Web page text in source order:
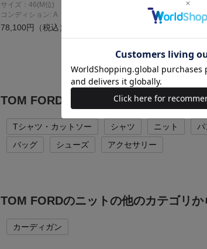
サイズ：46(M位)
コンディション: A
78,100円（税込）
コンディション: A
TOM FORDの他のカテゴリから探す
Tシャツ・カットソー シャツ ニット パ
バッグ
シューズ アクセサリー
TOM FORDのニットの他のカテゴリか
カーディガン